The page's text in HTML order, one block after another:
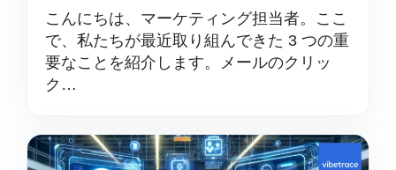
こんにちは、マーケティング担当者。ここ
で、私たちが最近取り組んできた 3 つの重
要なことを紹介します。メールのクリッ
ク…